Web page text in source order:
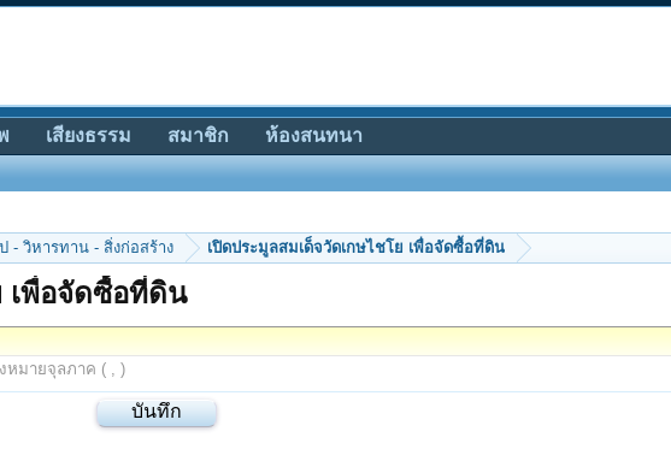
- วิหารทาน - สิ่งก่อสร้าง เปิดประมูลสมเด็จวัดเกษไชโย เพื่อจัดซื้อที่ดิน
เพื่อจัดซื้อที่ดิน
หมายจุลภาค ( , )
เสียงธรรม สมาชิก ห้องสนทนา